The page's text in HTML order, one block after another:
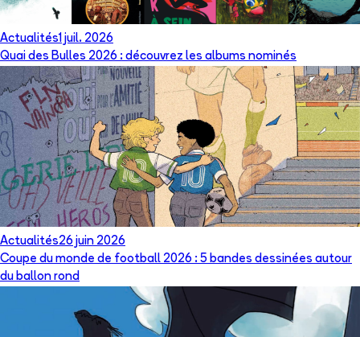
Actualités1 juil. 2026
Quai des Bulles 2026 : découvrez les albums nominés
Actualités26 juin 2026
Coupe du monde de football 2026 : 5 bandes dessinées autour
du ballon rond